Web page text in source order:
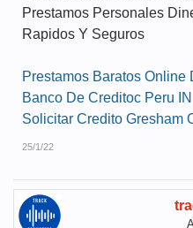
Prestamos Personales
Rapidos Y Seguros
Prestamos Baratos Online
Banco De Creditoc Peru IN
Solicitar Credito Gresham
25/1/22